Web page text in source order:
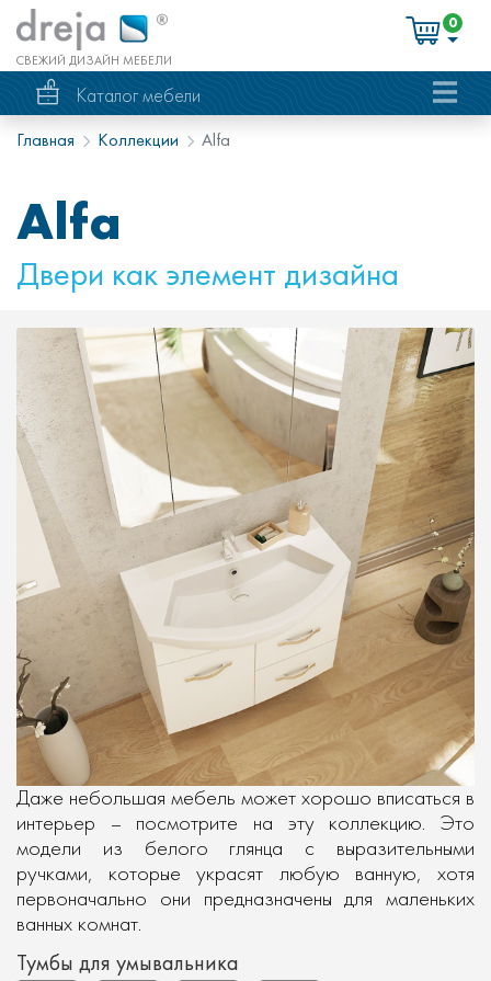
СВЕЖИЙ ДИЗАЙН МЕБЕЛИ
0
Каталог мебели
Главная Коллекции Alfa
Alfa
Двери как элемент дизайна
Даже небольшая мебель может хорошо вписаться в
интерьер – посмотрите на эту коллекцию. Это
модели из белого глянца с выразительными
ручками, которые украсят любую ванную, хотя
первоначально они предназначены для маленьких
ванных комнат.
Тумбы для умывальника